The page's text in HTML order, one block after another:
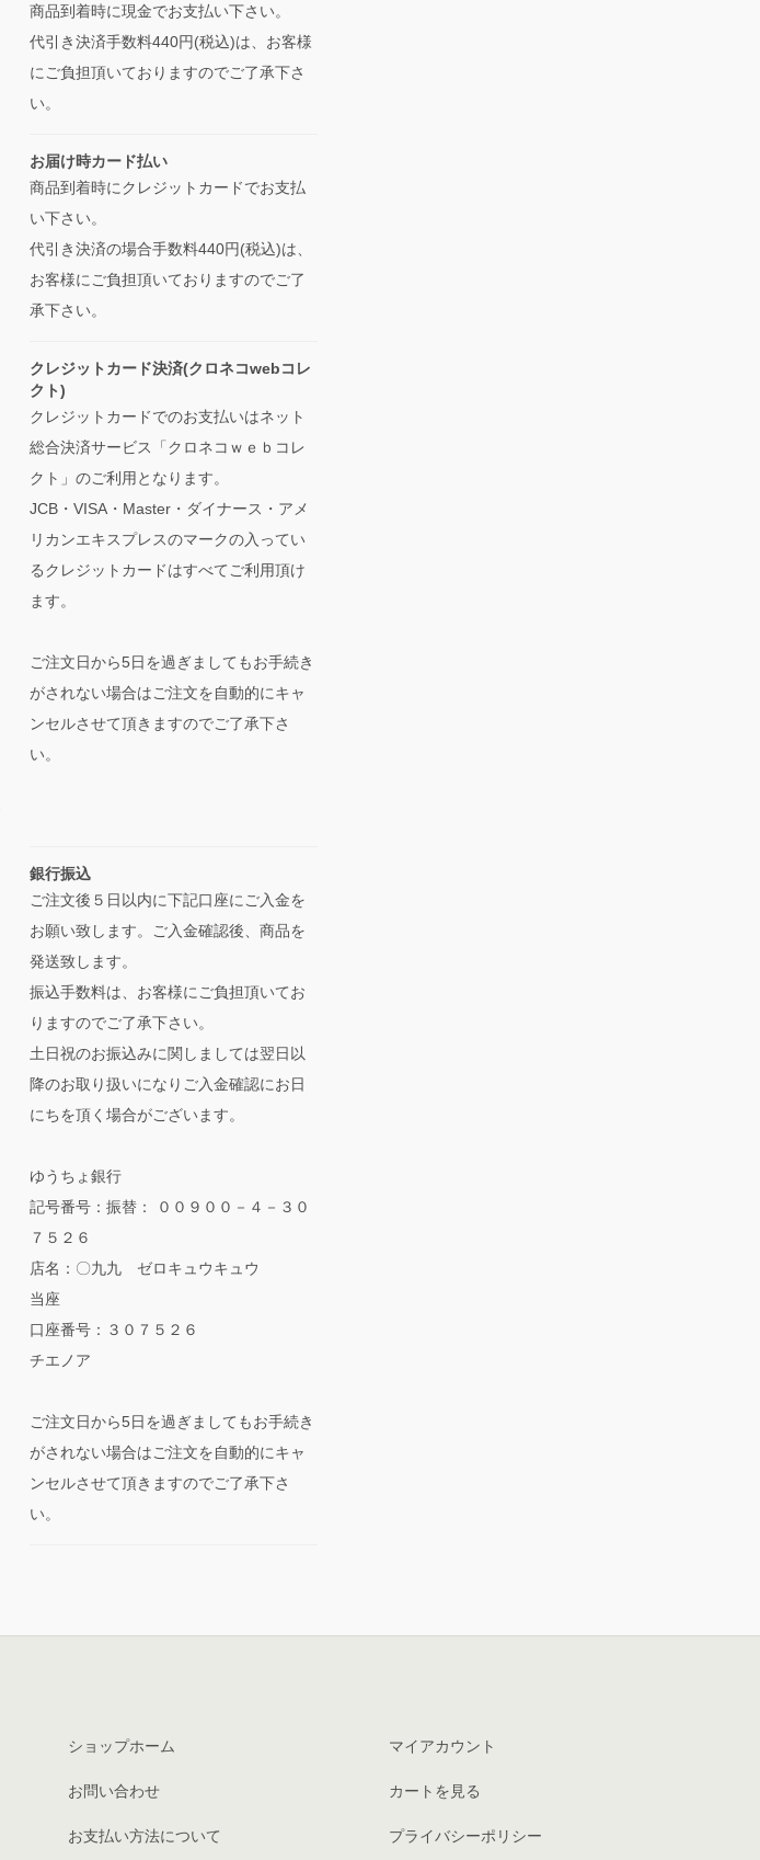
商品到着時に現金でお支払い下さい。
代引き決済手数料440円(税込)は、お客様
にご負担頂いておりますのでご了承下さ
い。
お届け時カード払い
商品到着時にクレジットカードでお支払
い下さい。
代引き決済の場合手数料440円(税込)は、
お客様にご負担頂いておりますのでご了
承下さい。
クレジットカード決済(クロネコwebコレ
クト)
クレジットカードでのお支払いはネット
総合決済サービス「クロネコｗｅｂコレ
クト」のご利用となります。
JCB・VISA・Master・ダイナース・アメ
リカンエキスプレスのマークの入ってい
るクレジットカードはすべてご利用頂け
ます。
ご注文日から5日を過ぎましてもお手続き
がされない場合はご注文を自動的にキャ
ンセルさせて頂きますのでご了承下さ
い。
銀行振込
ご注文後５日以内に下記口座にご入金を
お願い致します。ご入金確認後、商品を
発送致します。
振込手数料は、お客様にご負担頂いてお
りますのでご了承下さい。
土日祝のお振込みに関しましては翌日以
降のお取り扱いになりご入金確認にお日
にちを頂く場合がございます。
ゆうちょ銀行
記号番号：振替： ００９００－４－３０
７５２６
店名：〇九九 ゼロキュウキュウ
当座
口座番号：３０７５２６
チエノア
ご注文日から5日を過ぎましてもお手続き
がされない場合はご注文を自動的にキャ
ンセルさせて頂きますのでご了承下さ
い。
ショップホーム
お問い合わせ
お支払い方法について
マイアカウント
カートを見る
プライバシーポリシー